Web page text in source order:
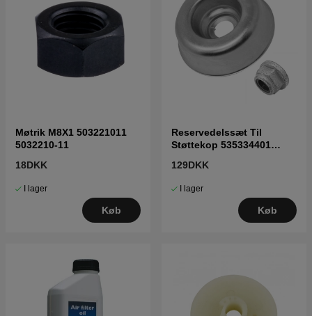
Møtrik M8X1 503221011
5032210-11
18DKK
I lager
Køb
Reservedelssæt Til
Støttekop 535334401
129DKK
I lager
Køb